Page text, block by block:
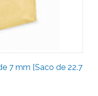
7 mm [Saco de 22.7